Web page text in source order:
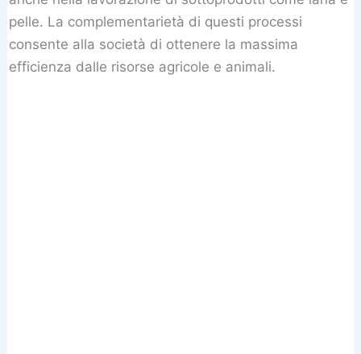
pelle. La complementarietà di questi processi
consente alla società di ottenere la massima
efficienza dalle risorse agricole e animali.